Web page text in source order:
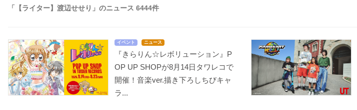
「【ライター】渡辺せせり」のニュース 6444件
イベント ニュース
『きらりん☆レボリューション』P
OP UP SHOPが8月14日タワレコで
開催！音楽ver.描き下ろしちびキャ
ラ...